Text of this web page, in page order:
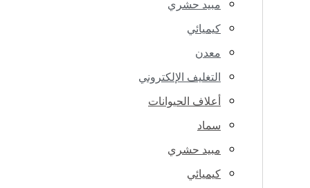
مبيد حشري
كيميائي
معدن
التغليف الإلكتروني
أعلاف الحيوانات
سماد
مبيد حشري
كيميائي